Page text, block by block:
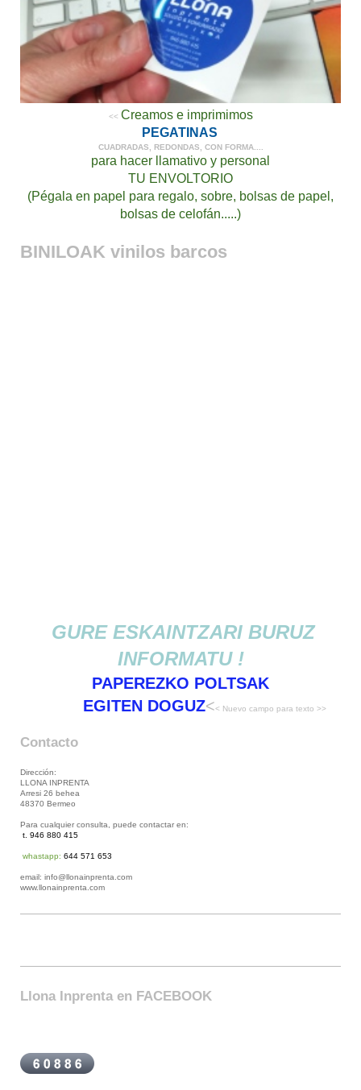
<< Creamos e imprimimos
PEGATINAS
CUADRADAS, REDONDAS, CON FORMA....
para hacer llamativo y personal
TU ENVOLTORIO
(Pégala en papel para regalo, sobre, bolsas de papel,
bolsas de celofán.....)
BINILOAK vinilos barcos
GURE ESKAINTZARI BURUZ
INFORMATU !
PAPEREZKO POLTSAK
EGITEN DOGUZ<< Nuevo campo para texto >>
Contacto
Dirección:
LLONA INPRENTA
Arresi 26 behea
48370 Bermeo
Para cualquier consulta, puede contactar en:
t. 946 880 415
whastapp: 644 571 653
email: info@llonainprenta.com
www.llonainprenta.com
Llona Inprenta en FACEBOOK